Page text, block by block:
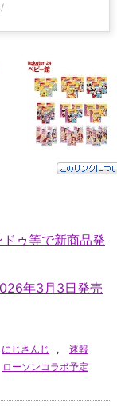
ゥ等で新商品発
年3月3日発売
にじさんじ ,
速報
ローソンコラボ予定